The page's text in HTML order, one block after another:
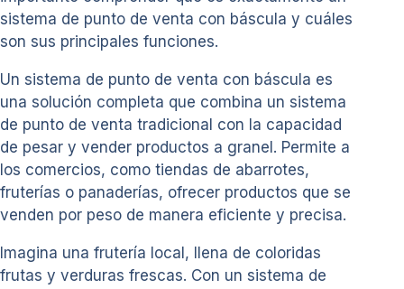
sistema de punto de venta con báscula y cuáles
son sus principales funciones.
Un sistema de punto de venta con báscula es
una solución completa que combina un sistema
de punto de venta tradicional con la capacidad
de pesar y vender productos a granel. Permite a
los comercios, como tiendas de abarrotes,
fruterías o panaderías, ofrecer productos que se
venden por peso de manera eficiente y precisa.
Imagina una frutería local, llena de coloridas
frutas y verduras frescas. Con un sistema de